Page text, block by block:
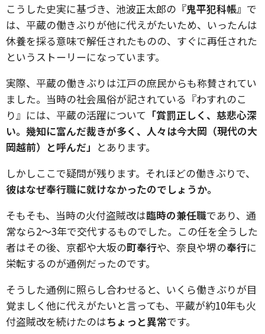
こうした史実に基づき、池波正太郎の 『鬼平犯科帳』 で
は、平蔵の働きぶりが他に代えがたいため、いったんは
休養を採る意味で解任されたものの、すぐに再任された
というストーリーになっています。
実際、平蔵の働きぶりは江戸の庶民からも称賛されてい
ました。当時の社会風俗が記されている『わすれのこ
り』には、平蔵の活躍について 「賞罰正しく、慈悲心深
い。幾知に富んだ裁きが多く、人々は今大岡（現代の大
岡越前）と呼んだ」 とあります。
しかしここで疑問が残ります。それほどの働きぶりで、
彼はなぜ奉行職に就けなかったのでしょうか。
そもそも、当時の火付盗賊改は臨時の兼任職であり、通
常なら2〜3年で交代するものでした。この任を全うした
者はその後、京都や大坂の町奉行や、奈良や堺の奉行に
栄転するのが通例だったのです。
そうした通例に照らし合わせると、いくら働きぶりが目
覚ましく他に代えがたいと言っても、平蔵が約10年も火
付盗賊改を続けたのはちょっと異常です。